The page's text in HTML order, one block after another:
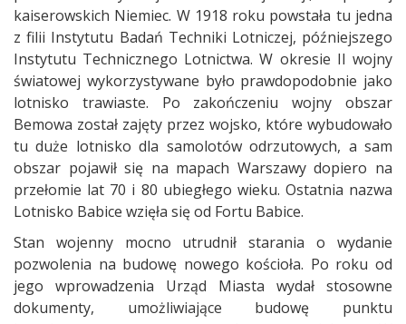
kaiserowskich Niemiec. W 1918 roku powstała tu jedna
z filii Instytutu Badań Techniki Lotniczej, późniejszego
Instytutu Technicznego Lotnictwa. W okresie II wojny
światowej wykorzystywane było prawdopodobnie jako
lotnisko trawiaste. Po zakończeniu wojny obszar
Bemowa został zajęty przez wojsko, które wybudowało
tu duże lotnisko dla samolotów odrzutowych, a sam
obszar pojawił się na mapach Warszawy dopiero na
przełomie lat 70 i 80 ubiegłego wieku. Ostatnia nazwa
Lotnisko Babice wzięła się od Fortu Babice.
Stan wojenny mocno utrudnił starania o wydanie
pozwolenia na budowę nowego kościoła. Po roku od
jego wprowadzenia Urząd Miasta wydał stosowne
dokumenty, umożliwiające budowę punktu